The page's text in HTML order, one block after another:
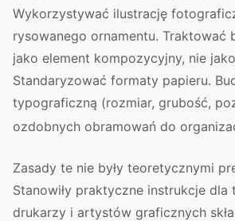
Wykorzystywać ilustrację
rysowanego ornamentu. Traktować
jako element kompozycyjny, nie
Standaryzować formaty papieru.
typograficzną (rozmiar, grubość,
ozdobnych obramowań do
Zasady te nie były teoretycznymi
Stanowiły praktyczne instrukcje dla
drukarzy i artystów graficznych